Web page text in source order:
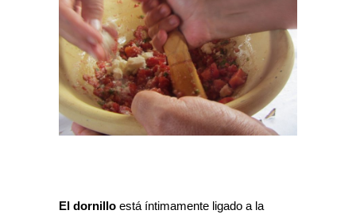
El dornillo está íntimamente ligado a la